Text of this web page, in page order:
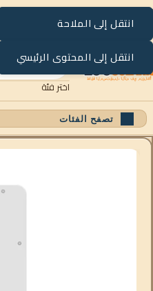
انتقل إلى الملاحة
انتقل إلى المحتوى الرئيسي
اختر فئة
تصفح الفئات